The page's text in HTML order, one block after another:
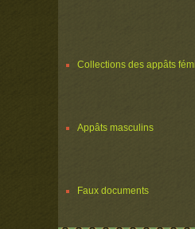
Collections des appâts
Appâts masculins
Faux documents